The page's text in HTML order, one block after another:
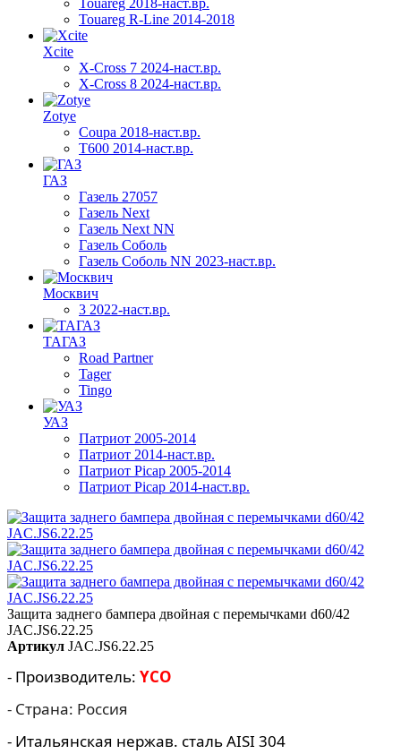
Touareg R-Line 2014-2018
Xcite
X-Cross 7 2024-наст.вр.
X-Cross 8 2024-наст.вр.
Zotye
Coupa 2018-наст.вр.
T600 2014-наст.вр.
ГАЗ
Газель 27057
Газель Next
Газель Next NN
Газель Соболь
Газель Соболь NN 2023-наст.вр.
Москвич
3 2022-наст.вр.
ТАГАЗ
Road Partner
Tager
Tingo
УАЗ
Патриот 2005-2014
Патриот 2014-наст.вр.
Патриот Picap 2005-2014
Патриот Picap 2014-наст.вр.
Защита заднего бампера двойная с перемычками d60/42
JAC.JS6.22.25
Артикул JAC.JS6.22.25
- Производитель: YCO
- Страна: Россия
- Итальянская нержав. сталь AISI 304